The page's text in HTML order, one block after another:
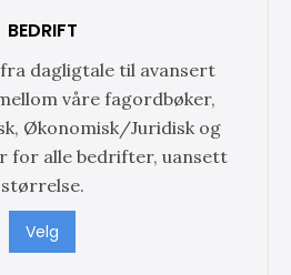
BEDRIFT
dagligtale til avansert
våre fagordbøker,
Økonomisk/Juridisk og
for alle bedrifter, uansett
størrelse.
Velg